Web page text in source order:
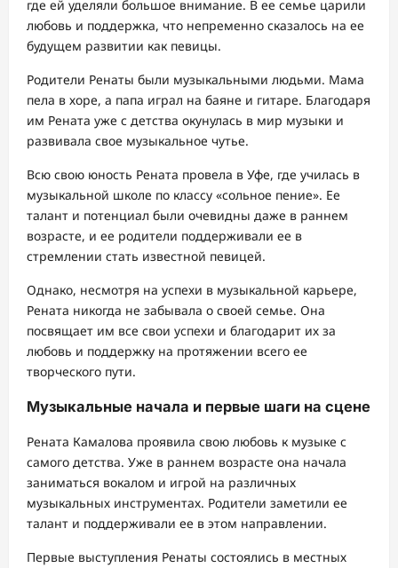
где ей уделяли большое внимание. В ее семье царили
любовь и поддержка, что непременно сказалось на ее
будущем развитии как певицы.
Родители Ренаты были музыкальными людьми. Мама
пела в хоре, а папа играл на баяне и гитаре. Благодаря
им Рената уже с детства окунулась в мир музыки и
развивала свое музыкальное чутье.
Всю свою юность Рената провела в Уфе, где училась в
музыкальной школе по классу «сольное пение». Ее
талант и потенциал были очевидны даже в раннем
возрасте, и ее родители поддерживали ее в
стремлении стать известной певицей.
Однако, несмотря на успехи в музыкальной карьере,
Рената никогда не забывала о своей семье. Она
посвящает им все свои успехи и благодарит их за
любовь и поддержку на протяжении всего ее
творческого пути.
Музыкальные начала и первые шаги на сцене
Рената Камалова проявила свою любовь к музыке с
самого детства. Уже в раннем возрасте она начала
заниматься вокалом и игрой на различных
музыкальных инструментах. Родители заметили ее
талант и поддерживали ее в этом направлении.
Первые выступления Ренаты состоялись в местных